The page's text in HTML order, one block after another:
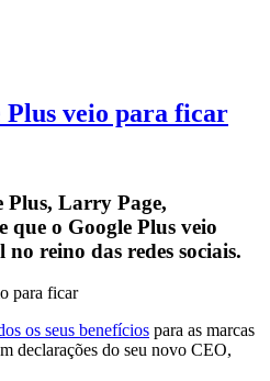
Plus veio para ficar
Plus, Larry Page,
que o Google Plus veio
reino das redes sociais.
os seus benefícios para as marcas
declarações do seu novo CEO,